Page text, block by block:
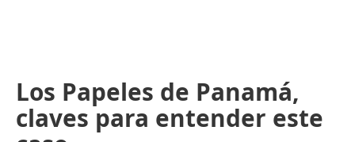
Los Papeles de Panamá,
claves para entender este